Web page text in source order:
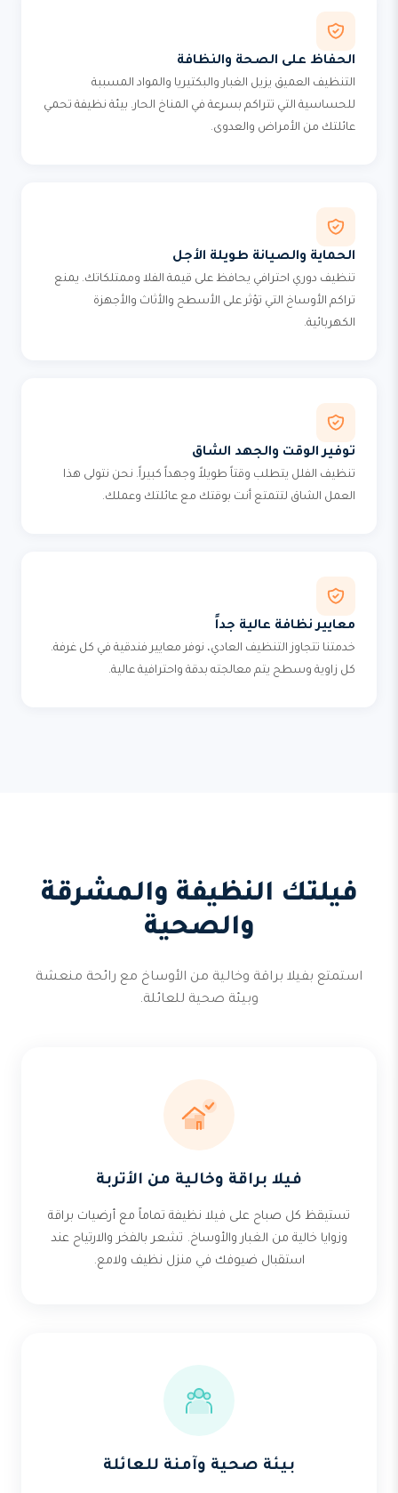
الحفاظ على الصحة والنظافة
التنظيف العميق يزيل الغبار والبكتيريا والمواد المسببة
للحساسية التي تتراكم بسرعة في المناخ الحار. بيئة نظيفة تحمي
عائلتك من الأمراض والعدوى.
الحماية والصيانة طويلة الأجل
تنظيف دوري احترافي يحافظ على قيمة الفلا وممتلكاتك. يمنع
تراكم الأوساخ التي تؤثر على الأسطح والأثاث والأجهزة
الكهربائية.
توفير الوقت والجهد الشاق
تنظيف الفلل يتطلب وقتاً طويلاً وجهداً كبيراً. نحن نتولى هذا
العمل الشاق لتتمتع أنت بوقتك مع عائلتك وعملك.
معايير نظافة عالية جداً
خدمتنا تتجاوز التنظيف العادي، نوفر معايير فندقية في كل غرفة.
كل زاوية وسطح يتم معالجته بدقة واحترافية عالية.
فيلتك النظيفة والمشرقة
والصحية
استمتع بفيلا براقة وخالية من الأوساخ مع رائحة منعشة
وبيئة صحية للعائلة.
فيلا براقة وخالية من الأتربة
تستيقظ كل صباح على فيلا نظيفة تماماً مع أرضيات براقة
وزوايا خالية من الغبار والأوساخ. تشعر بالفخر والارتياح عند
استقبال ضيوفك في منزل نظيف ولامع.
بيئة صحية وآمنة للعائلة